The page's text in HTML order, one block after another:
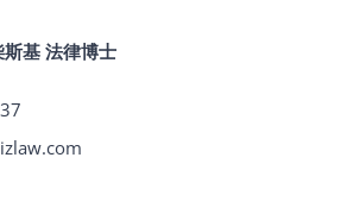
基 法律博士